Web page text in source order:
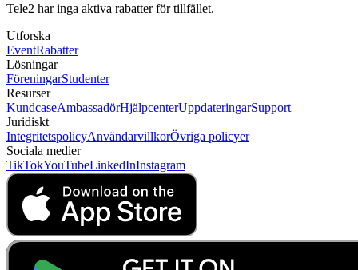
Tele2 har inga aktiva rabatter för tillfället.
Utforska
EventRabatter
Lösningar
FöreningarStudenter
Resurser
KundcaseAmbassadörHjälpcenterUppdateringarSupport
Juridiskt
IntegritetspolicyAnvändarvillkorÖvriga policyer
Sociala medier
TikTokYouTubeLinkedInInstagram